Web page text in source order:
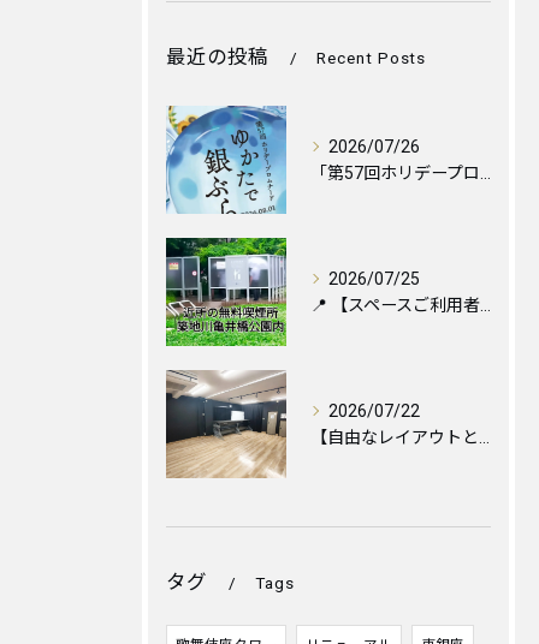
最近の投稿 Recent Posts
2026/07/26
2026/07/25
2026/07/22
タグ Tags